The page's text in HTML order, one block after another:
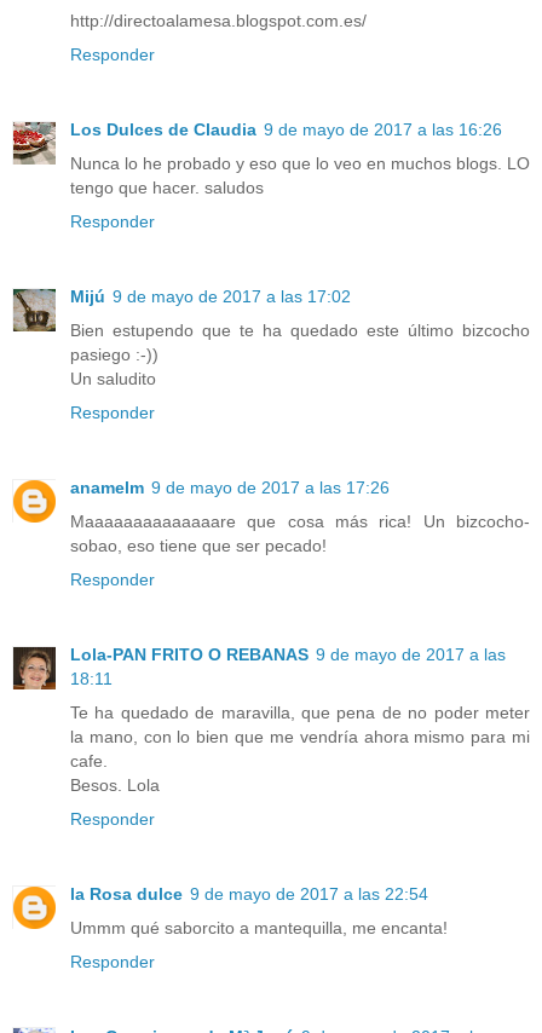
http://directoalamesa.blogspot.com.es/
Responder
Los Dulces de Claudia 9 de mayo de 2017 a las 16:26
Nunca lo he probado y eso que lo veo en muchos blogs. LO
tengo que hacer. saludos
Responder
Mijú 9 de mayo de 2017 a las 17:02
Bien estupendo que te ha quedado este último bizcocho
pasiego :-))
Un saludito
Responder
anamelm 9 de mayo de 2017 a las 17:26
Maaaaaaaaaaaaaare que cosa más rica! Un bizcocho-
sobao, eso tiene que ser pecado!
Responder
Lola-PAN FRITO O REBANAS 9 de mayo de 2017 a las
18:11
Te ha quedado de maravilla, que pena de no poder meter
la mano, con lo bien que me vendría ahora mismo para mi
cafe.
Besos. Lola
Responder
la Rosa dulce 9 de mayo de 2017 a las 22:54
Ummm qué saborcito a mantequilla, me encanta!
Responder